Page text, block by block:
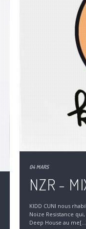
04 MARS
NZR -
KIDD CUNI nous
Noize Resistance
Deep House au